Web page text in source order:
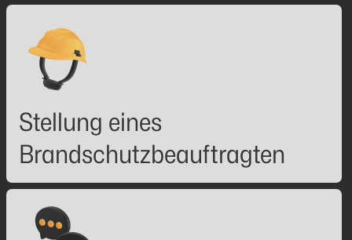
Stellung eines
Brandschutzbeauftragten